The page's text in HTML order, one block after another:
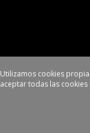
Utilizamos cookies
aceptar todas las